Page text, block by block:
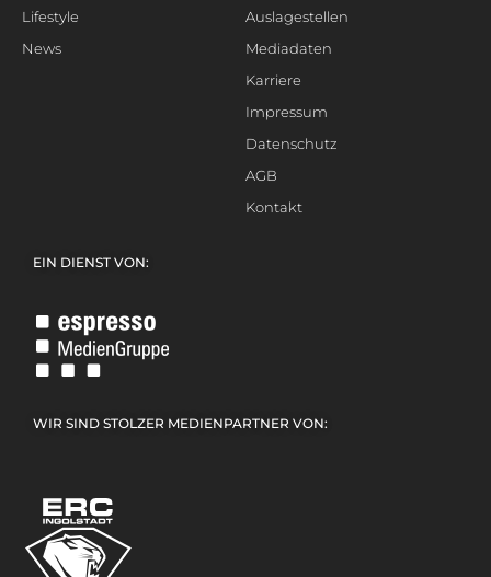
Lifestyle
News
Auslagestellen
Mediadaten
Karriere
Impressum
Datenschutz
AGB
Kontakt
EIN DIENST VON:
WIR SIND STOLZER MEDIENPARTNER VON: